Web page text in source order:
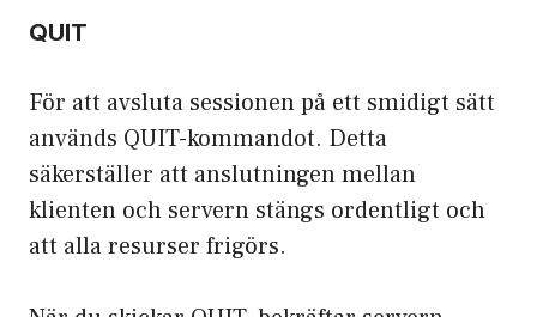
QUIT
För att avsluta sessionen på ett smidigt sätt
används QUIT-kommandot. Detta
säkerställer att anslutningen mellan
klienten och servern stängs ordentligt och
att alla resurser frigörs.